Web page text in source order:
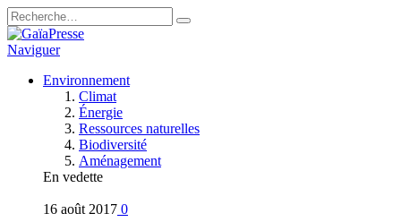
Naviguer
Environnement
Climat
Énergie
Ressources naturelles
Biodiversité
Aménagement
En vedette
16 août 2017 0